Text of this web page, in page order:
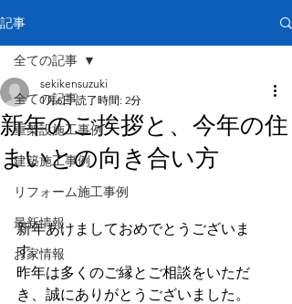
記事
全ての記事
重架設施工事例
建築施工事例
リフォーム施工事例
最新情報
お家情報
全ての記事
新年のご挨拶と、今年の住
まいとの向き合い方
sekikensuzuki
1月6日 読了時間: 2分
新年あけましておめでとうございま
す。
昨年は多くのご縁とご相談をいただ
き、誠にありがとうございました。